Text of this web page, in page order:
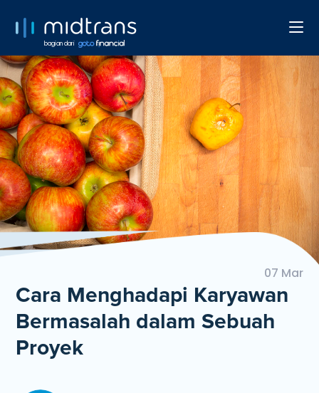
bagian dari
07 Mar
Cara Menghadapi Karyawan
Bermasalah dalam Sebuah
Proyek